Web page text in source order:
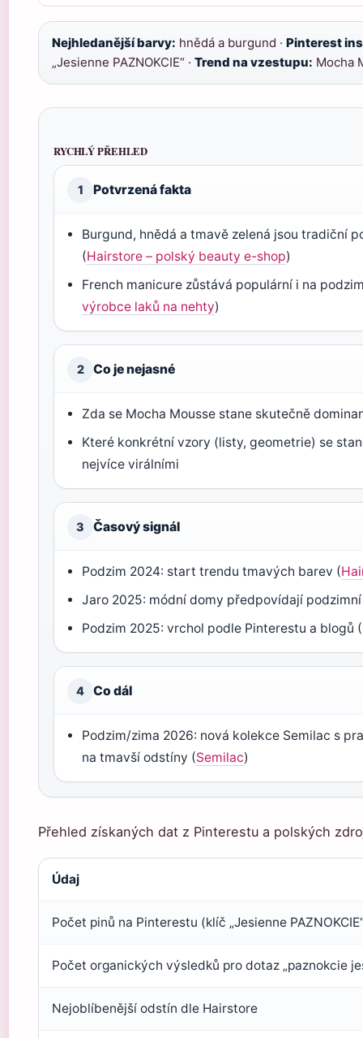
Nejhledanější barvy: hnědá a burgund · Pinterest
„Jesienne PAZNOKCIE“ · Trend na vzestupu: Mocha
RYCHLÝ PŘEHLED
1 Potvrzená fakta
Burgund, hnědá a tmavě zelená jsou tradiční
(Hairstore – polský beauty e-shop)
French manicure zůstává populární i na
výrobce laků na nehty)
2 Co je nejasné
Zda se Mocha Mousse stane skutečně
Které konkrétní vzory (listy, geometrie) se
nejvíce virálními
3 Časový signál
Podzim 2024: start trendu tmavých barev (
Jaro 2025: módní domy předpovídají
Podzim 2025: vrchol podle Pinterestu a blogů
4 Co dál
Podzim/zima 2026: nová kolekce Semilac s
na tmavší odstíny (Semilac)
Přehled získaných dat z Pinterestu a polských
Údaj
Počet pinů na Pinterestu (klíč „Jesienne
Počet organických výsledků pro dotaz „paznokcie
Nejoblíbenější odstín dle Hairstore